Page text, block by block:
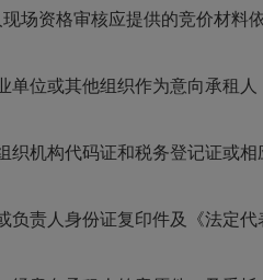
场资格审核应提供的竞价材料
单位或其他组织作为意向承租人
机构代码证和税务登记证或相
责人身份证复印件及《法定代